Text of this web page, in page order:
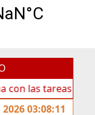
de
03:08:11